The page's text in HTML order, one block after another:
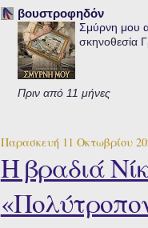
βουστροφηδόν
Σμύρνη μου
σκηνοθεσία
Πριν από 11 μήνες
Παρασκευή 11 Οκτωβρίου
Η βραδιά